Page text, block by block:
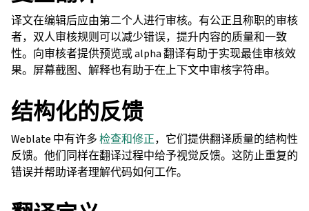
译文在编辑后应由第二个人进行审核。有公正且称职的审核
者，双人审核规则可以减少错误，提升内容的质量和一致
性。向审核者提供预览或 alpha 翻译有助于实现最佳审核效
果。屏幕截图、解释也有助于在上下文中审核字符串。
结构化的反馈
Weblate 中有许多检查和修正，它们提供翻译质量的结构性
反馈。他们同样在翻译过程中给予视觉反馈。这防止重复的
错误并帮助译者理解代码如何工作。